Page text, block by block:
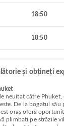
18:50
18:50
și obțineți
neuitat către
De la bogatul
oraș oferă
plimbați pe străzile